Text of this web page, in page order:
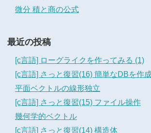
微分 積と商の公式
最近の投稿
[c言語] ローグライクを作ってみる (1)
[c言語] さっと復習(16) 簡単なDBを作
平面ベクトルの線形独立
[c言語] さっと復習(15) ファイル操作
幾何学的ベクトル
[c言語] さっと復習(14) 構造体